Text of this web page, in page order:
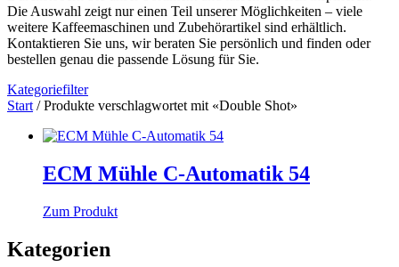
Die Auswahl zeigt nur einen Teil unserer Möglichkeiten – viele
weitere Kaffeemaschinen und Zubehörartikel sind erhältlich.
Kontaktieren Sie uns, wir beraten Sie persönlich und finden oder
bestellen genau die passende Lösung für Sie.
Kategoriefilter
Start/ Produkte verschlagwortet mit «Double Shot»
ECM Mühle C-Automatik 54
Zum Produkt
Kategorien